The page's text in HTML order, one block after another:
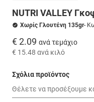
NUTRI VALLEY
Χωρίς Γλουτένη 135gr-
€ 2.09 ανά τεμάχιο
€ 15.48 ανά κιλό
Σχόλια προϊόντος